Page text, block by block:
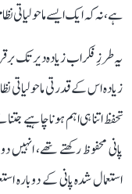
ہے، نہ کہ ایک ایسے
یہ طرزِ فکر اب زیادہ دیر تک
زیادہ اس کے قدرتی ماحولیاتی
تحفظ اتنا ہی اہم ہونا چاہیے
پانی محفوظ رکھتے تھے، انہیں
استعمال شدہ پانی کے